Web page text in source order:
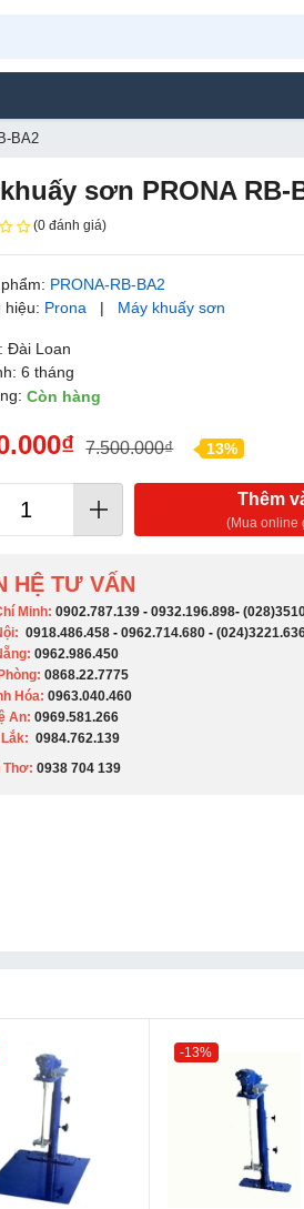
BA2
sơn PRONA RB-
(0 đánh giá)
PRONA-RB-BA2
hiệu: Prona | Máy khuấy sơn
Đài Loan
6 tháng
Còn hàng
7.500.000₫ 13%
Thêm
(Mua online
HỆ TƯ VẤN
Minh:0902.787.139 -0932.196.898-
0918.486.458 -0962.714.680 -
0962.986.450
0868.22.7775
Hóa:0963.040.460
An:0969.581.266
0984.762.139
Thơ:0938 704 139​
-13%